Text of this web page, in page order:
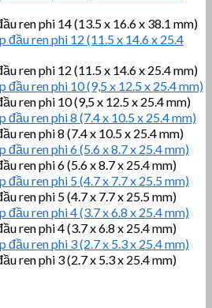
ren phi 14 (13.5 x 16.6 x 38.1 mm)
ren phi 12 (11.5 x 14.6 x 25.4 mm)
ren phi 10 (9,5 x 12.5 x 25.4 mm)
ren phi 8 (7.4 x 10.5 x 25.4 mm)
ren phi 6 (5.6 x 8.7 x 25.4 mm)
ren phi 5 (4.7 x 7.7 x 25.5 mm)
ren phi 4 (3.7 x 6.8 x 25.4 mm)
ren phi 3 (2.7 x 5.3 x 25.4 mm)